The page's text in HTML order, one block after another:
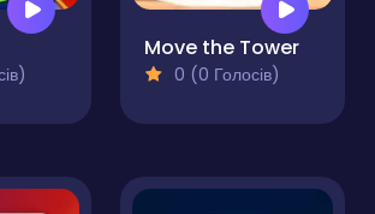
Move the Tower
0 (0 Голосів)